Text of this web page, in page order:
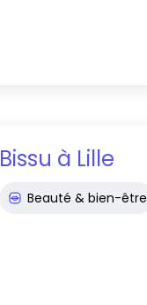
Bissu à Lille
Beauté & bien-être